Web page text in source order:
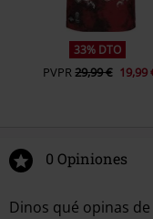
33% DTO
PVPR29,99 € 19,99
0 Opiniones
Dinos qué opinas